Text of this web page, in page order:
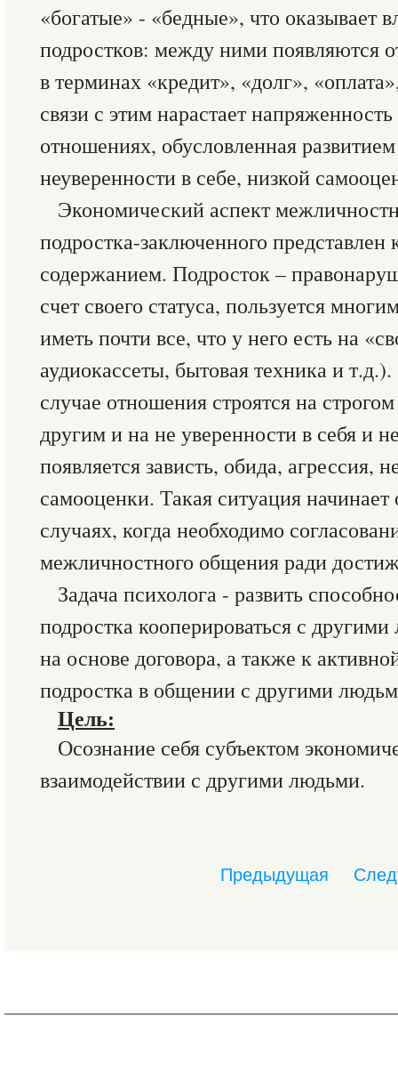
«богатые» - «бедные», что оказывает
подростков: между ними появляются
в терминах «кредит», «долг»,
связи с этим нарастает
отношениях, обусловленная
неуверенности в себе, низкой
Экономический аспект
подростка-заключенного
содержанием. Подросток –
счет своего статуса, пользуется
иметь почти все, что у него есть на
аудиокассеты, бытовая техника и
случае отношения строятся на
другим и на не уверенности в себя и
появляется зависть, обида, агрессия,
самооценки. Такая ситуация начинает
случаях, когда необходимо
межличностного общения ради
Задача психолога - развить
подростка кооперироваться с
на основе договора, а также к
подростка в общении с другими
Цель:
Осознание себя субъектом
взаимодействии с другими людьми.
Предыдущая